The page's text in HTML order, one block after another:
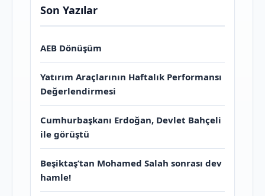
Son Yazılar
AEB Dönüşüm
Yatırım Araçlarının Haftalık Performansı
Değerlendirmesi
Cumhurbaşkanı Erdoğan, Devlet Bahçeli
ile görüştü
Beşiktaş’tan Mohamed Salah sonrası dev
hamle!